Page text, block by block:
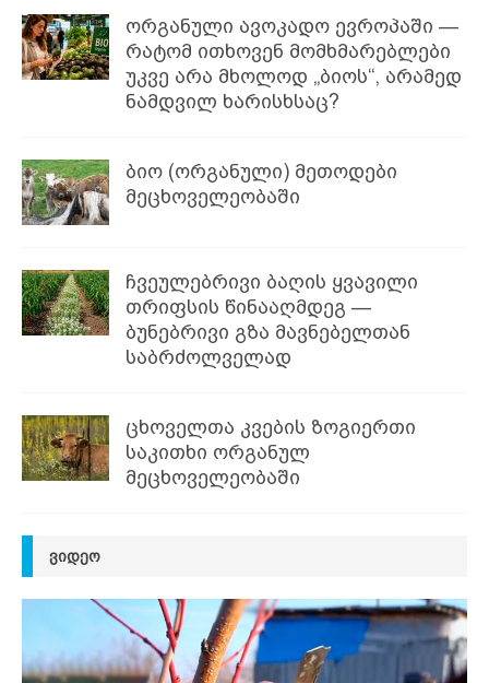
ორგანული ავოკადო ევროპაში —
რატომ ითხოვენ მომხმარებლები
უკვე არა მხოლოდ „ბიოს“, არამედ
ნამდვილ ხარისხსაც?
ბიო (ორგანული) მეთოდები
მეცხოველეობაში
ჩვეულებრივი ბაღის ყვავილი
თრიფსის წინააღმდეგ —
ბუნებრივი გზა მავნებელთან
საბრძოლველად
ცხოველთა კვების ზოგიერთი
საკითხი ორგანულ
მეცხოველეობაში
ᲕᲘᲓᲔᲝ